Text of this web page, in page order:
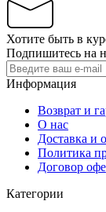
Хотите быть в
Подпишитесь на
Информация
Возврат и
О нас
Доставка и
Политика
Договор
Категории